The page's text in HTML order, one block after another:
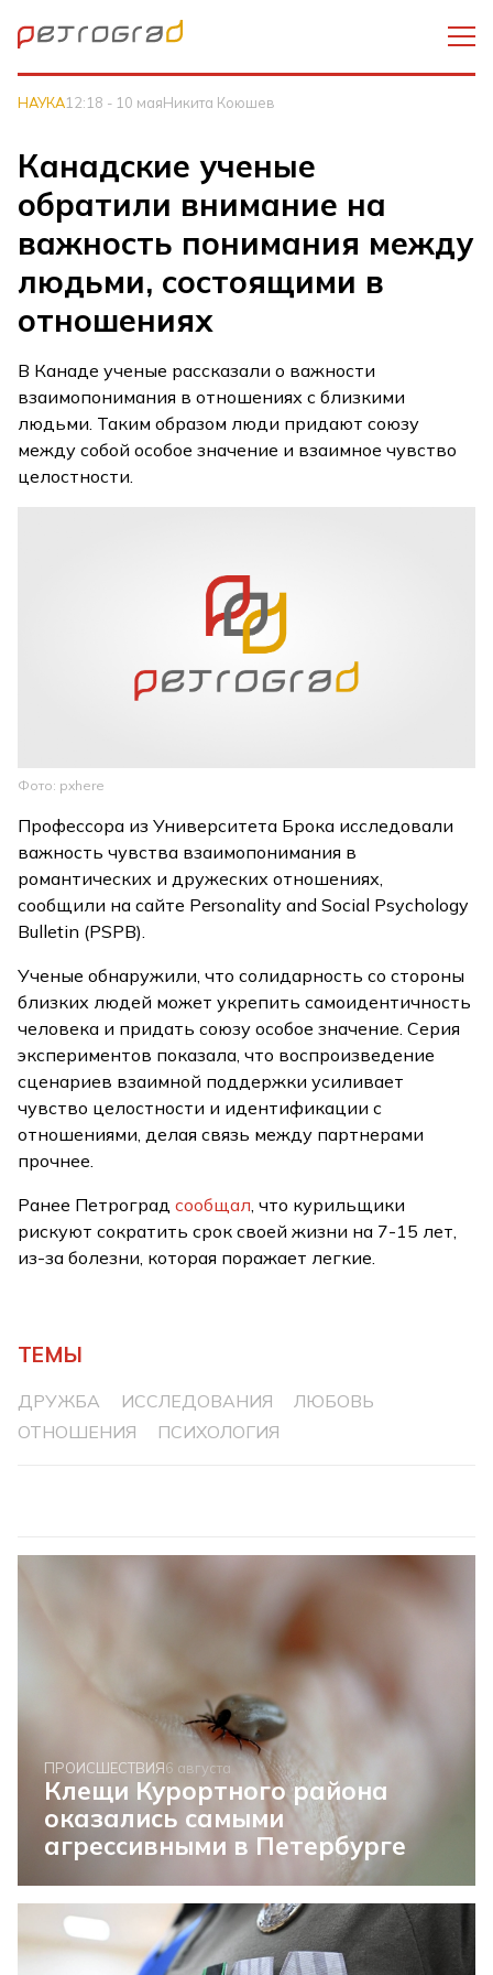
НАУКА12:18 - 10 маяНикита Коюшев
Канадские ученые
обратили внимание на
важность понимания между
людьми, состоящими в
отношениях
В Канаде ученые рассказали о важности
взаимопонимания в отношениях с близкими
людьми. Таким образом люди придают союзу
между собой особое значение и взаимное чувство
целостности.
Фото: pxhere
Профессора из Университета Брока исследовали
важность чувства взаимопонимания в
романтических и дружеских отношениях,
сообщили на сайте Personality and Social Psychology
Bulletin (PSPB).
Ученые обнаружили, что солидарность со стороны
близких людей может укрепить самоидентичность
человека и придать союзу особое значение. Серия
экспериментов показала, что воспроизведение
сценариев взаимной поддержки усиливает
чувство целостности и идентификации с
отношениями, делая связь между партнерами
прочнее.
Ранее Петроградсообщал , что курильщики
рискуют сократить срок своей жизни на 7-15 лет,
из-за болезни, которая поражает легкие.
ТЕМЫ
ДРУЖБА ИССЛЕДОВАНИЯ
ЛЮБОВЬ
ОТНОШЕНИЯ
ПСИХОЛОГИЯ
ПРОИСШЕСТВИЯ6 августа
Клещи Курортного района
оказались самыми
агрессивными в Петербурге